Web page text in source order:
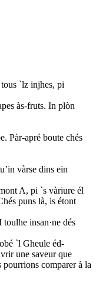
`lz injhes, pi
às-fruts. In plòn
Pàr-apré boute chés
vàrse dins ein
A, pi `s vàriure él
puns là, is étont
insan·ne dés
`l Gheule éd-
une saveur que
comparer à la